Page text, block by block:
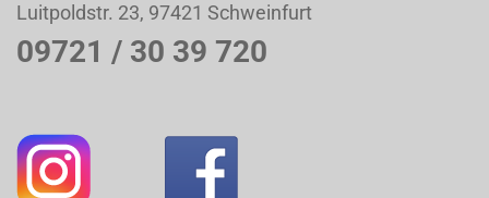
Luitpoldstr. 23, 97421 Schweinfurt
09721 / 30 39 720